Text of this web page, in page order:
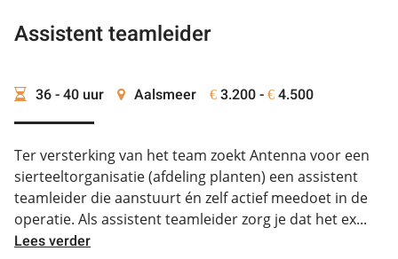
Assistent teamleider
36 - 40 uur Aalsmeer € 3.200 - € 4.500
Ter versterking van het team zoekt Antenna voor een
sierteeltorganisatie (afdeling planten) een assistent
teamleider die aanstuurt én zelf actief meedoet in de
operatie. Als assistent teamleider zorg je dat het ex...
Lees verder